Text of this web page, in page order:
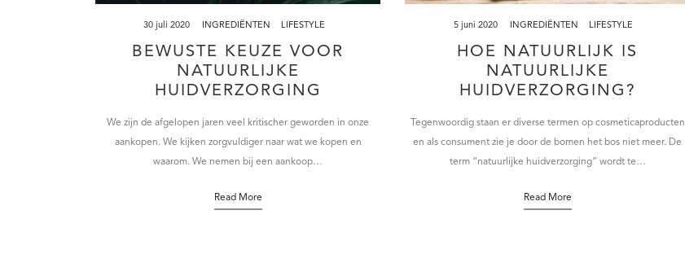
30 juli 2020 INGREDIËNTEN LIFESTYLE
BEWUSTE KEUZE VOOR
NATUURLIJKE
HUIDVERZORGING
We zijn de afgelopen jaren veel kritischer geworden in onze
aankopen. We kijken zorgvuldiger naar wat we kopen en
waarom. We nemen bij een aankoop…
Read More
5 juni 2020 INGREDIËNTEN LIFESTYLE
HOE NATUURLIJK IS
NATUURLIJKE
HUIDVERZORGING?
Tegenwoordig staan er diverse termen op cosmeticaproducten
en als consument zie je door de bomen het bos niet meer. De
term “natuurlijke huidverzorging” wordt te…
Read More